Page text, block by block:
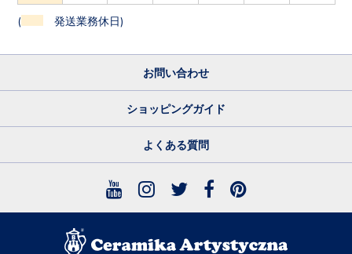
( 発送業務休日)
お問い合わせ
ショッピングガイド
よくある質問